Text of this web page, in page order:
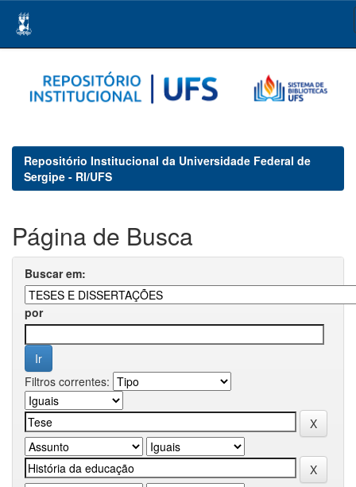
navigation
Repositório Institucional da Universidade Federal de
Sergipe - RI/UFS
Página de Busca
Buscar em:
por
Filtros correntes: